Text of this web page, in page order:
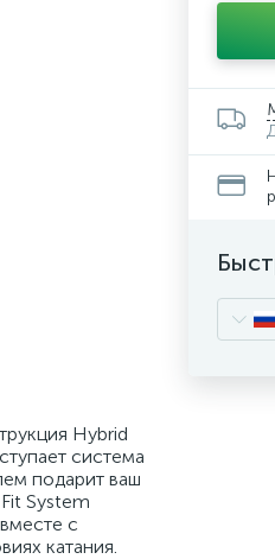
Hybrid
система
подарит ваш
System
с
катания.